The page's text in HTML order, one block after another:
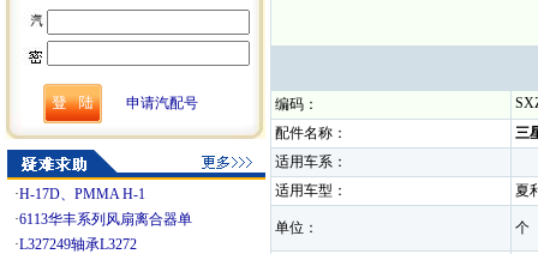
申请汽配号
·H-17D、PMMA H-1
·6113华丰系列风扇离合器单
·L327249轴承L3272
编码：
配件名称：
三
适用车系：
适用车型：
单位：